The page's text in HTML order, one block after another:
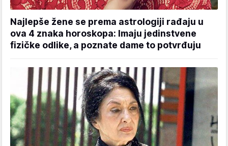
Najlepše žene se prema astrologiji rađaju u
ova 4 znaka horoskopa: Imaju jedinstvene
fizičke odlike, a poznate dame to potvrđuju